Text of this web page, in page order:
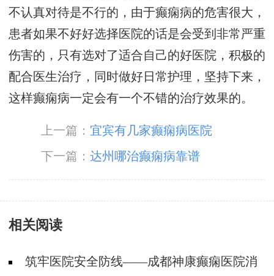
不认真对待是不行的，由于癫痫病的危害很大，
患者如果不好好选择医院的话是会受到非常严重
伤害的，只有选对了适合自己的好医院，积极的
配合医生治疗，同时做好日常护理，坚持下来，
这样癫痫病一定会有一个不错的治疗效果的。
上一篇： 宜宾有几家癫痫病医院
下一篇：达州哪治癫痫病靠谱
相关阅读
筑牢医院安全防线——成都神康癫痫医院消